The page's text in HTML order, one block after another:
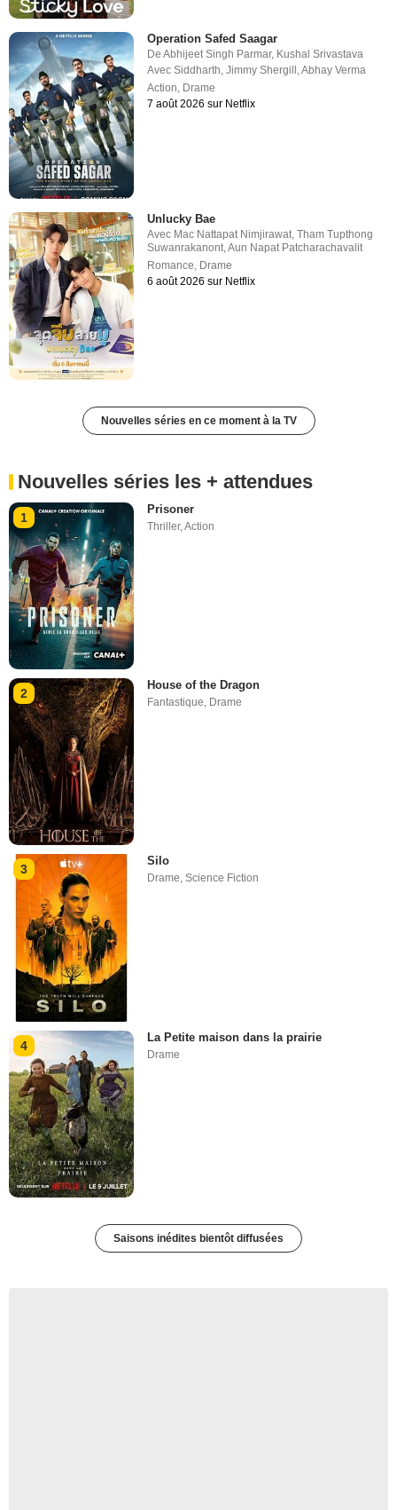
Operation Safed Saagar
DeAbhijeet Singh Parmar, Kushal Srivastava
AvecSiddharth,Jimmy Shergill ,Abhay Verma
Action, Drame
7 août 2026 sur Netflix
Unlucky Bae
Avec Mac Nattapat Nimjirawat,Tham Tupthong
Suwanrakanont,Aun Napat Patcharachavalit
Romance, Drame
6 août 2026 sur Netflix
Nouvelles séries en ce moment à la TV
Nouvelles séries les + attendues
1
Prisoner
Thriller,Action
2
House of the Dragon
Fantastique, Drame
3
Silo
Drame,Science Fiction
4
La Petite maison dans la prairie
Drame
Saisons inédites bientôt diffusées